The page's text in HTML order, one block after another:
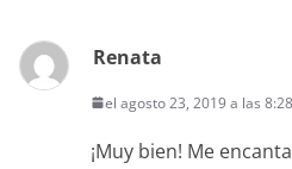
Renata
el agosto 23, 2019 a las
¡Muy bien! Me